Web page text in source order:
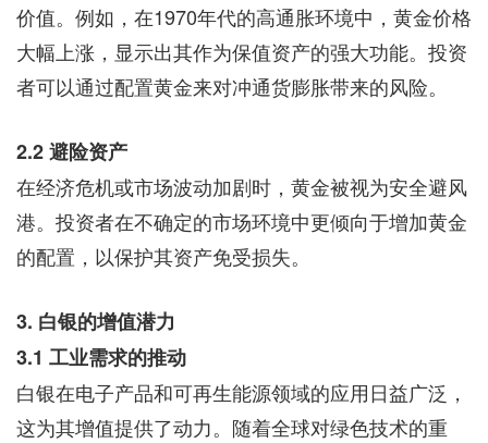
价值。例如，在1970年代的高通胀环境中，黄金价格
大幅上涨，显示出其作为保值资产的强大功能。投资
者可以通过配置黄金来对冲通货膨胀带来的风险。
2.2 避险资产
在经济危机或市场波动加剧时，黄金被视为安全避风
港。投资者在不确定的市场环境中更倾向于增加黄金
的配置，以保护其资产免受损失。
3. 白银的增值潜力
3.1 工业需求的推动
白银在电子产品和可再生能源领域的应用日益广泛，
这为其增值提供了动力。随着全球对绿色技术的重